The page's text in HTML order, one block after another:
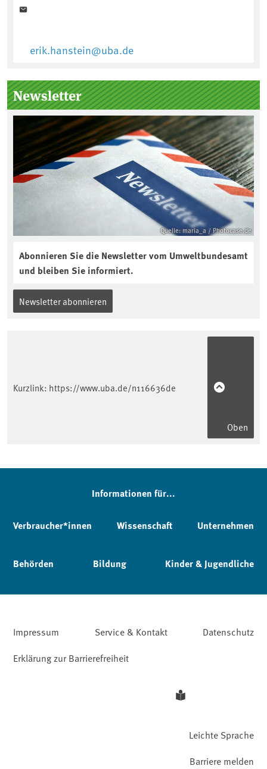
erik.hanstein@uba.de
Newsletter
Quelle: maria_a / Photocase.de
Abonnieren Sie die Newsletter vom Umweltbundesamt
und bleiben Sie informiert.
Newsletter abonnieren
Kurzlink: https://www.uba.de/n116636de
Oben
Informationen für...
Verbraucher*innen Wissenschaft Unternehmen
Behörden Bildung Kinder & Jugendliche
Impressum Service & Kontakt
Datenschutz
Erklärung zur Barrierefreiheit
Leichte Sprache
Barriere melden